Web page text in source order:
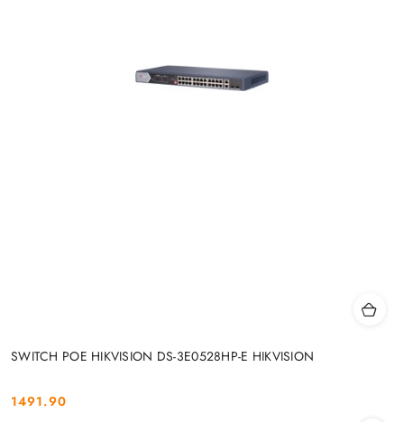
SWITCH POE HIKVISION DS-3E0528HP-E HIKVISION
Cena:
1491.90